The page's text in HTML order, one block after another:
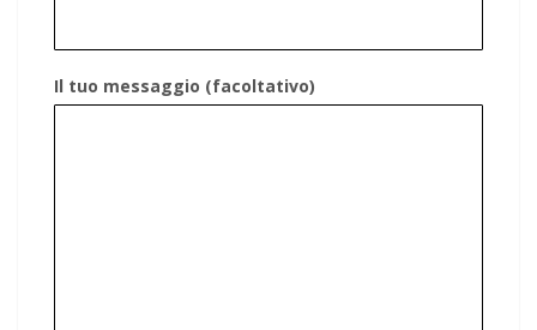
Il tuo messaggio (facoltativo)